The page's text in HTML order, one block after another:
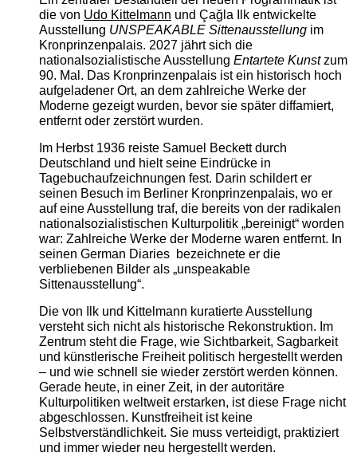
die von Udo Kittelmann und Çağla Ilk entwickelte
Ausstellung UNSPEAKABLE Sittenausstellungim
Kronprinzenpalais. 2027 jährt sich die
nationalsozialistische Ausstellung Entartete Kunstzum
90. Mal. Das Kronprinzenpalais ist ein historisch hoch
aufgeladener Ort, an dem zahlreiche Werke der
Moderne gezeigt wurden, bevor sie später diffamiert,
entfernt oder zerstört wurden.
Im Herbst 1936 reiste Samuel Beckett durch
Deutschland und hielt seine Eindrücke in
Tagebuchaufzeichnungen fest. Darin schildert er
seinen Besuch im Berliner Kronprinzenpalais, wo er
auf eine Ausstellung traf, die bereits von der radikalen
nationalsozialistischen Kulturpolitik „bereinigt“ worden
war: Zahlreiche Werke der Moderne waren entfernt. In
seinen German Diaries bezeichnete er die
verbliebenen Bilder als „unspeakable
Sittenausstellung“.
Die von Ilk und Kittelmann kuratierte Ausstellung
versteht sich nicht als historische Rekonstruktion. Im
Zentrum steht die Frage, wie Sichtbarkeit, Sagbarkeit
und künstlerische Freiheit politisch hergestellt werden
– und wie schnell sie wieder zerstört werden können.
Gerade heute, in einer Zeit, in der autoritäre
Kulturpolitiken weltweit erstarken, ist diese Frage nicht
abgeschlossen. Kunstfreiheit ist keine
Selbstverständlichkeit. Sie muss verteidigt, praktiziert
und immer wieder neu hergestellt werden.